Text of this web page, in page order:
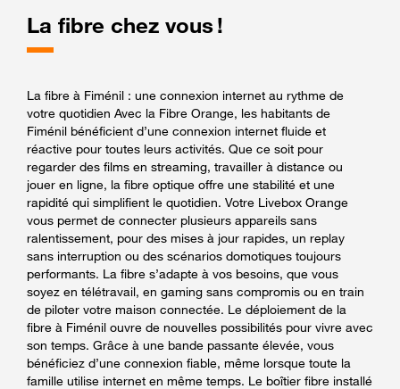
La fibre chez vous !
La fibre à Fiménil : une connexion internet au rythme de
votre quotidien Avec la Fibre Orange, les habitants de
Fiménil bénéficient d’une connexion internet fluide et
réactive pour toutes leurs activités. Que ce soit pour
regarder des films en streaming, travailler à distance ou
jouer en ligne, la fibre optique offre une stabilité et une
rapidité qui simplifient le quotidien. Votre Livebox Orange
vous permet de connecter plusieurs appareils sans
ralentissement, pour des mises à jour rapides, un replay
sans interruption ou des scénarios domotiques toujours
performants. La fibre s’adapte à vos besoins, que vous
soyez en télétravail, en gaming sans compromis ou en train
de piloter votre maison connectée. Le déploiement de la
fibre à Fiménil ouvre de nouvelles possibilités pour vivre avec
son temps. Grâce à une bande passante élevée, vous
bénéficiez d’une connexion fiable, même lorsque toute la
famille utilise internet en même temps. Le boîtier fibre installé